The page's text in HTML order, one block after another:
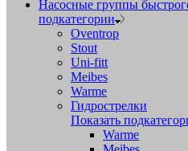
Насосные группы
подкатегории
Oventrop
Stout
Uni-fitt
Meibes
Warme
Гидрострелки
Показать
Warme